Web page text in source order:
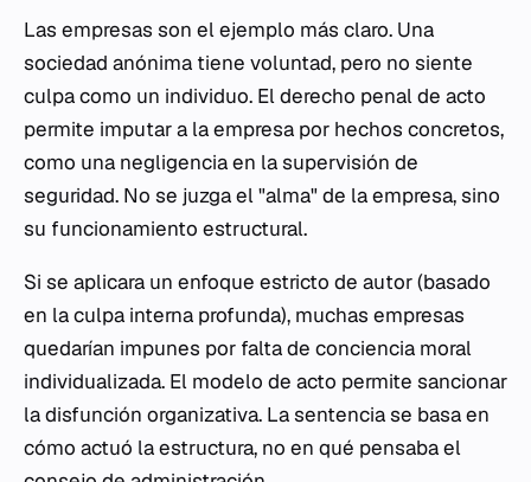
Las empresas son el ejemplo más claro. Una
sociedad anónima tiene voluntad, pero no siente
culpa como un individuo. El derecho penal de acto
permite imputar a la empresa por hechos concretos,
como una negligencia en la supervisión de
seguridad. No se juzga el "alma" de la empresa, sino
su funcionamiento estructural.
Si se aplicara un enfoque estricto de autor (basado
en la culpa interna profunda), muchas empresas
quedarían impunes por falta de conciencia moral
individualizada. El modelo de acto permite sancionar
la disfunción organizativa. La sentencia se basa en
cómo actuó la estructura, no en qué pensaba el